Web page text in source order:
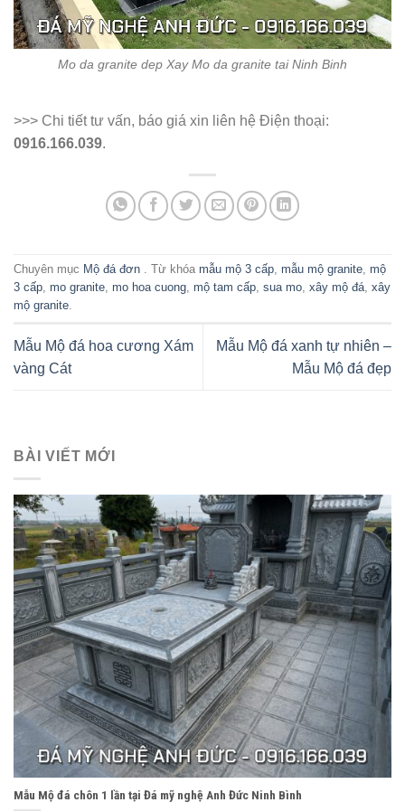
Mo da granite dep Xay Mo da granite tai Ninh Binh
>>> Chi tiết tư vấn, báo giá xin liên hệ Điện thoại:
0916.166.039.
Chuyên mục Mộ đá đơn . Từ khóa mẫu mộ 3 cấp, mẫu mộ granite, mộ
3 cấp, mo granite, mo hoa cuong, mộ tam cấp, sua mo, xây mộ đá, xây
mộ granite.
Mẫu Mộ đá hoa cương Xám
vàng Cát
Mẫu Mộ đá xanh tự nhiên –
Mẫu Mộ đá đẹp
BÀI VIẾT MỚI
Mẫu Mộ đá chôn 1 lần tại Đá mỹ nghệ Anh Đức Ninh Bình